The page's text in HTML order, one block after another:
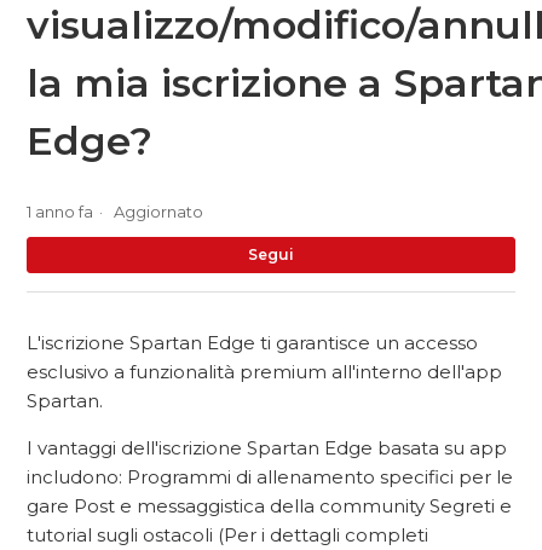
visualizzo/modifico/
la mia iscrizione a
Edge?
1 anno fa Aggiornato
Segui
L'iscrizione Spartan Edge ti garantisce un accesso
esclusivo a funzionalità premium all'interno dell'app
Spartan.
I vantaggi dell'iscrizione Spartan Edge basata su app
includono: Programmi di allenamento specifici per le
gare Post e messaggistica della community Segreti e
tutorial sugli ostacoli (Per i dettagli completi